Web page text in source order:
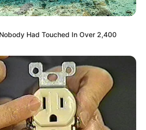
Willie Salim
Had Touched In Over 2,400